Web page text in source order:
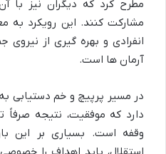
مطرح کرد که دیگران نیز با
مشارکت کنند. این رویکرد به
انفرادی و بهره گیری از
آرمان ها است.
در مسیر پرپیچ و خم دستیابی
دارد که موفقیت، نتیجه
وقفه است. بسیاری بر این